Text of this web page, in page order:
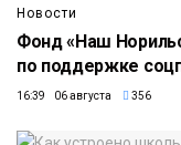
Новости
Фонд «Наш
по поддержке
16:39 06 августа 356